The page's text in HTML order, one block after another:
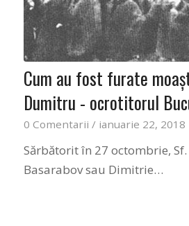
Cum au fost furate
Dumitru - ocrotitorul
0 Comentarii / ianuarie 22, 2018
Sărbătorit în 27 octombrie,
Basarabov sau Dimitrie…